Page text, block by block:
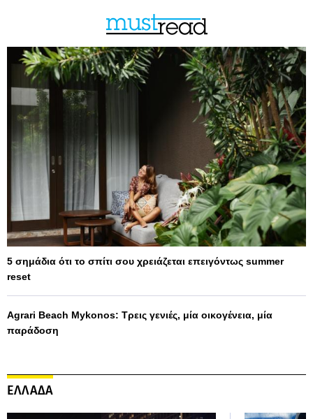
5 σημάδια ότι το σπίτι σου χρειάζεται επειγόντως summer
reset
Agrari Beach Mykonos: Τρεις γενιές, μία οικογένεια, μία
παράδοση
ΕΛΛΑΔΑ